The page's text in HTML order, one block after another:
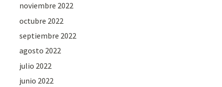
noviembre 2022
octubre 2022
septiembre 2022
agosto 2022
julio 2022
junio 2022